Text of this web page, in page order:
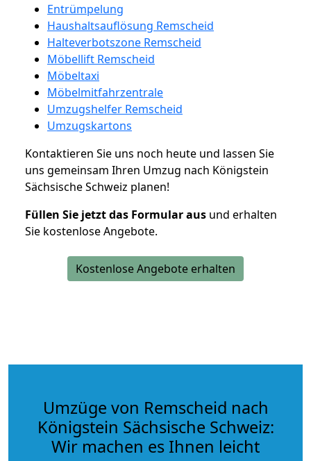
Entrümpelung
Haushaltsauflösung Remscheid
Halteverbotszone Remscheid
Möbellift Remscheid
Möbeltaxi
Möbelmitfahrzentrale
Umzugshelfer Remscheid
Umzugskartons
Kontaktieren Sie uns noch heute und lassen Sie
uns gemeinsam Ihren Umzug nach Königstein
Sächsische Schweiz planen!
Füllen Sie jetzt das Formular aus und erhalten
Sie kostenlose Angebote.
Kostenlose Angebote erhalten
Umzüge von Remscheid nach
Königstein Sächsische Schweiz:
Wir machen es Ihnen leicht